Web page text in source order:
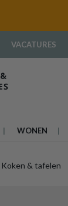
VACATURES
WONEN
Koken & tafelen